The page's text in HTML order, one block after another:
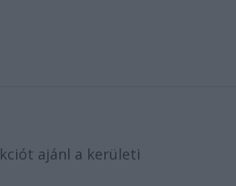
ajánl a kerületi